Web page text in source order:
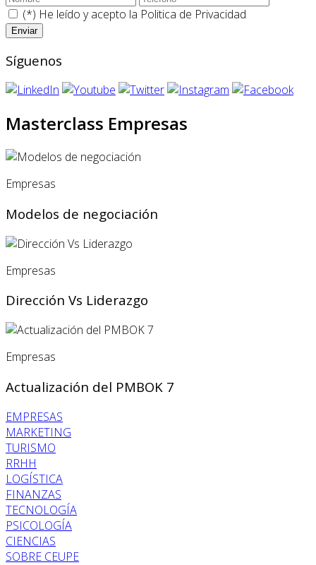
(*) He leído y acepto la Politica de Privacidad
Síguenos
Masterclass Empresas
Empresas
Modelos de negociación
Empresas
Dirección Vs Liderazgo
Empresas
Actualización del PMBOK 7
EMPRESAS
MARKETING
TURISMO
RRHH
LOGÍSTICA
FINANZAS
TECNOLOGÍA
PSICOLOGÍA
CIENCIAS
SOBRE CEUPE